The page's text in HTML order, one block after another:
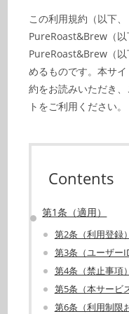
この利用規約（以下
PureRoast&Brew（
PureRoast&Brew（
めるものです。本サ
約をお読みいただき
トをご利用ください。
Contents
第1条（適用）
第2条（利用登録）
第3条（ユーザー
第4条（禁止事項）
第5条（本サービ
第6条（利用制限